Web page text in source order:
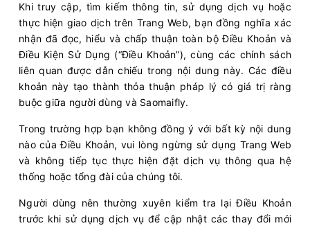
Khi truy cập, tìm kiếm thông tin, sử dụng dịch vụ hoặc
thực hiện giao dịch trên Trang Web, bạn đồng nghĩa xác
nhận đã đọc, hiểu và chấp thuận toàn bộ Điều Khoản và
Điều Kiện Sử Dụng (“Điều Khoản”), cùng các chính sách
liên quan được dẫn chiếu trong nội dung này. Các điều
khoản này tạo thành thỏa thuận pháp lý có giá trị ràng
buộc giữa người dùng và Saomaifly.
Trong trường hợp bạn không đồng ý với bất kỳ nội dung
nào của Điều Khoản, vui lòng ngừng sử dụng Trang Web
và không tiếp tục thực hiện đặt dịch vụ thông qua hệ
thống hoặc tổng đài của chúng tôi.
Người dùng nên thường xuyên kiểm tra lại Điều Khoản
trước khi sử dụng dịch vụ để cập nhật các thay đổi mới